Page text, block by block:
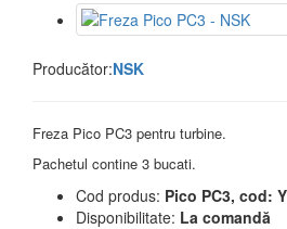
Producător:NSK
Freza Pico PC3 pentru turbine.
Pachetul contine 3 bucati.
Cod produs: Pico PC3, cod:
Disponibilitate: La comandă